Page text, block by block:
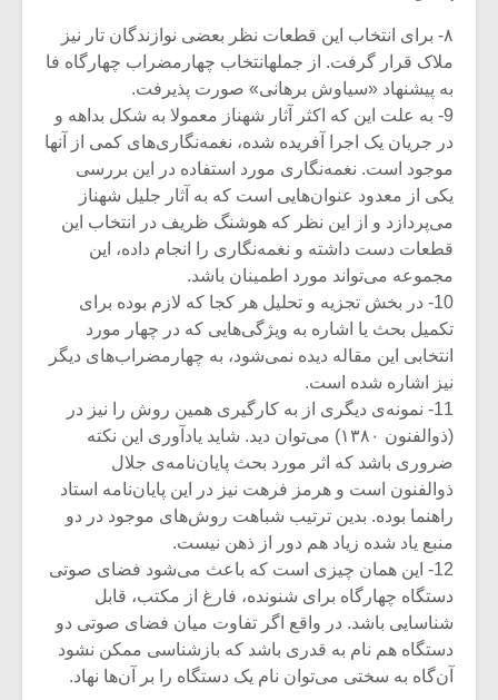
۸- برای انتخاب این قطعات نظر بعضی نوازندگان تار نیز
ملاک قرار گرفت. از جملهانتخاب چهارمضراب چهارگاه فا
به پیشنهاد «سیاوش برهانی» صورت پذیرفت.
9- به علت این که اکثر آثار شهناز معمولا به شکل بداهه و
در جریان یک اجرا آفریده شده‌، نغمه‌نگاری‌های کمی از آنها
موجود است. نغمه‌نگاری مورد استفاده در این بررسی
یکی از معدود عنوان‌هایی است که به آثار جلیل شهناز
می‌پردازد و از این نظر که هوشنگ ظریف در انتخاب این
قطعات دست داشته و نغمه‌نگاری را انجام داده، این
مجموعه می‌تواند مورد اطمینان باشد.
10- در بخش تجزیه و تحلیل هر کجا که لازم بوده برای
تکمیل بحث یا اشاره به ویژگی‌هایی که در چهار مورد
انتخابی این مقاله دیده نمی‌شود، به چهارمضراب‌های دیگر
نیز اشاره شده است.
11- نمونه‌ی دیگری از به کارگیری همین روش را نیز در
(ذوالفنون ۱۳۸۰) می‌توان دید. شاید یادآوری این نکته
ضروری باشد که اثر مورد بحث پایان‌نامه‌ی جلال
ذوالفنون است و هرمز فرهت نیز در این پایان‌نامه استاد
راهنما بوده. بدین ترتیب شباهت روش‌های موجود در دو
منبع یاد شده زیاد هم دور از ذهن نیست.
12- این همان چیزی است که باعث می‌شود فضای صوتی
دستگاه چهارگاه برای شنونده، فارغ از مکتب، قابل
شناسایی باشد. در واقع اگر تفاوت میان فضای صوتی دو
دستگاه هم نام به قدری باشد که بازشناسی ممکن نشود
آن‌گاه به سختی می‌توان نام یک دستگاه را بر آن‌ها‌ نهاد.